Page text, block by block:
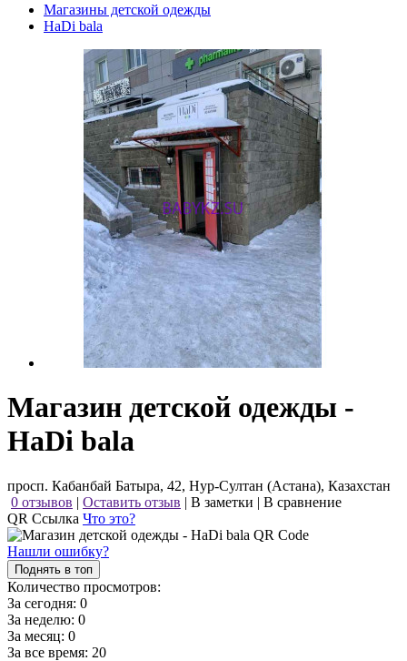
Магазины детской одежды
HaDi bala
Магазин детской одежды -
HaDi bala
просп. Кабанбай Батыра, 42, Нур-Султан (Астана), Казахстан
0 отзывов | Оставить отзыв | В заметки | В сравнение
QR Ссылка Что это?
Нашли ошибку?
Поднять в топ
Количество просмотров:
За сегодня: 0
За неделю: 0
За месяц: 0
За все время: 20